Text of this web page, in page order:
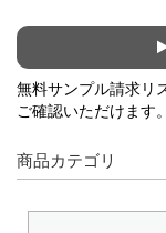
無料サンプル請求リ
ご確認いただけます。
商品カテゴリ